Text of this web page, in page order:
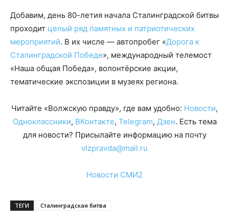
Добавим, день 80-летия начала Сталинградской битвы
проходит целый ряд памятных и патриотических
мероприятий. В их числе — автопробег «Дорога к
Сталинградской Победе», международный телемост
«Наша общая Победа», волонтёрские акции,
тематические экспозиции в музеях региона.
Читайте «Волжскую правду», где вам удобно: Новости,
Одноклассники, ВКонтакте, Telegram, Дзен. Есть тема
для новости? Присылайте информацию на почту
vlzpravda@mail.ru
Новости СМИ2
ТЕГИ Сталинградская битва